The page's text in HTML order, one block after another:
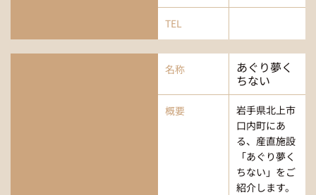
TEL
名称 あぐり夢く
ちない
概要
岩手県北上市
口内町にあ
る、産直施設
「あぐり夢く
ちない」をご
紹介します。